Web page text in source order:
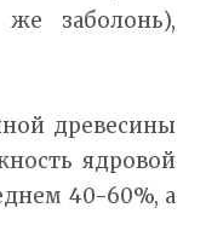
заболонь),
древесины
ядровой
40-60%, а